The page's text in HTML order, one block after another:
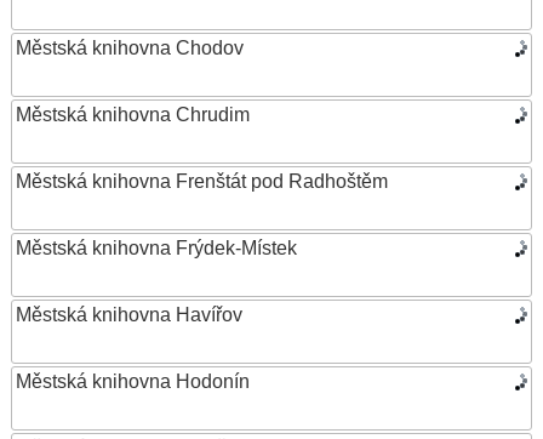
Městská knihovna Chodov
Městská knihovna Chrudim
Městská knihovna Frenštát pod Radhoštěm
Městská knihovna Frýdek-Místek
Městská knihovna Havířov
Městská knihovna Hodonín